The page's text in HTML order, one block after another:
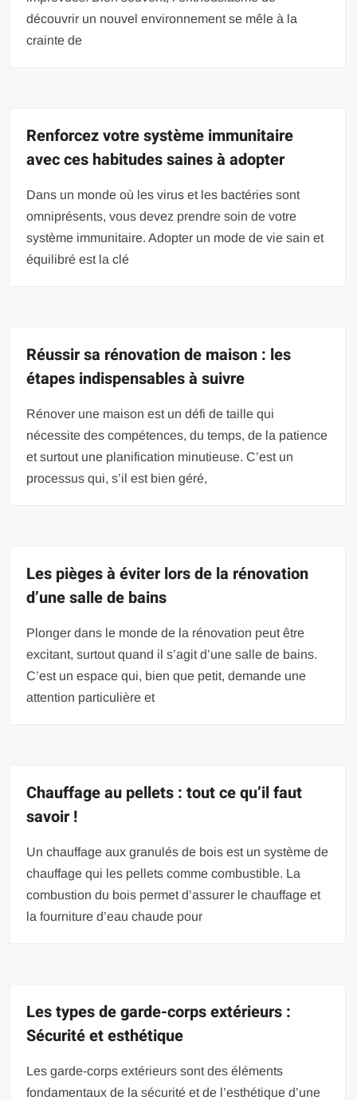
découvrir un nouvel environnement se mêle à la
crainte de
Renforcez votre système immunitaire
avec ces habitudes saines à adopter
Dans un monde où les virus et les bactéries sont
omniprésents, vous devez prendre soin de votre
système immunitaire. Adopter un mode de vie sain et
équilibré est la clé
Réussir sa rénovation de maison : les
étapes indispensables à suivre
Rénover une maison est un défi de taille qui
nécessite des compétences, du temps, de la patience
et surtout une planification minutieuse. C’est un
processus qui, s’il est bien géré,
Les pièges à éviter lors de la rénovation
d’une salle de bains
Plonger dans le monde de la rénovation peut être
excitant, surtout quand il s’agit d’une salle de bains.
C’est un espace qui, bien que petit, demande une
attention particulière et
Chauffage au pellets : tout ce qu’il faut
savoir !
Un chauffage aux granulés de bois est un système de
chauffage qui les pellets comme combustible. La
combustion du bois permet d’assurer le chauffage et
la fourniture d’eau chaude pour
Les types de garde-corps extérieurs :
Sécurité et esthétique
Les garde-corps extérieurs sont des éléments
fondamentaux de la sécurité et de l’esthétique d’une